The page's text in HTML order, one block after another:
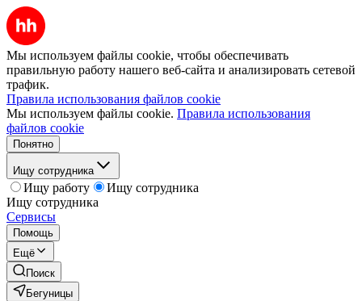
Мы используем файлы cookie, чтобы обеспечивать
правильную работу нашего веб-сайта и анализировать сетевой
трафик.
Правила использования файлов cookie
Мы используем файлы cookie. Правила использования
файлов cookie
Понятно
Ищу сотрудника
Ищу работу
Ищу сотрудника
Ищу сотрудника
Сервисы
Помощь
Ещё
Поиск
Бегуницы